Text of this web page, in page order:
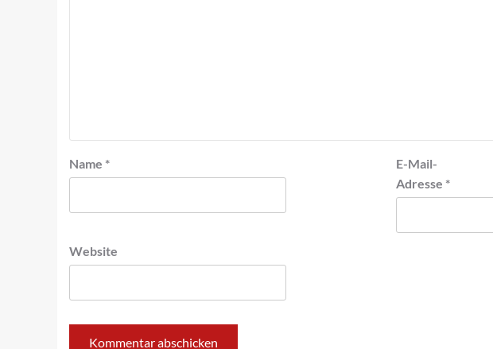
Name *
E-Mail-
Adresse *
Website